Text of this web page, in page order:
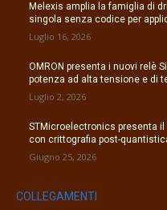
Melexis amplia la famiglia di
singola senza codice per
Luglio 16, 2026
OMRON presenta i nuovi relè
potenza ad alta tensione e di
Luglio 2, 2026
STMicroelectronics presenta il
con crittografia post-
Giugno 25, 2026
COLLEGAMENTI